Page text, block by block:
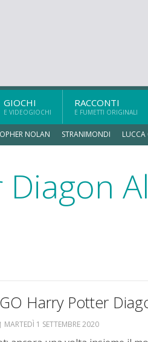
GIOCHI
E VIDEOGIOCHI
RACCONTI
E FUMETTI ORIGINALI
NOLAN STRANIMONDI LUCCA
Harry Potter
MARTEDÌ 1 SETTEMBRE 2020